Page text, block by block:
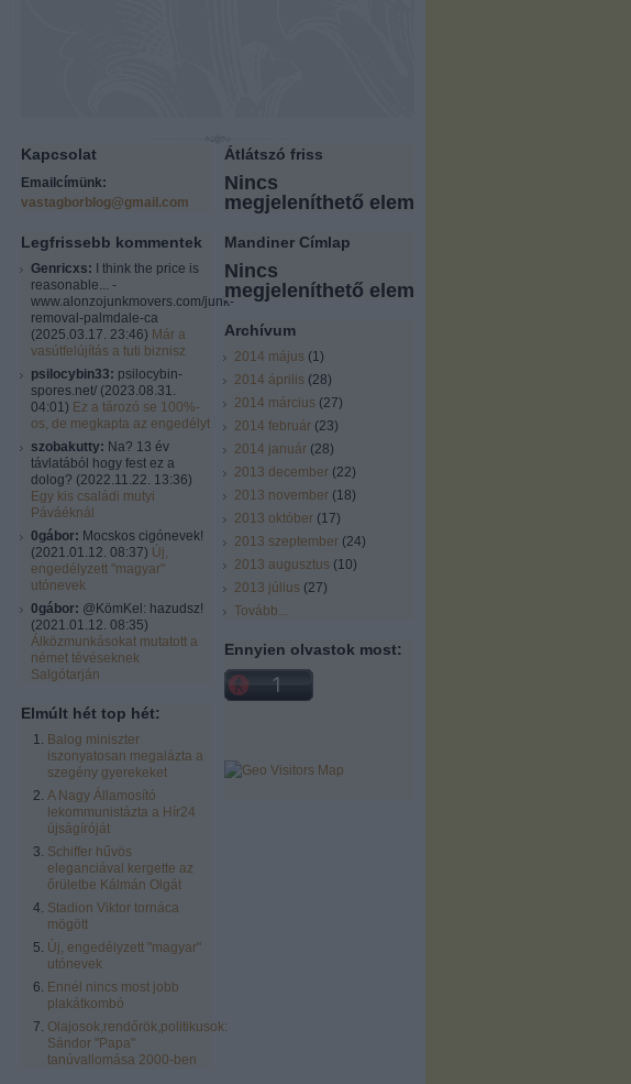
Kapcsolat
Emailcímünk:
vastagborblog@gmail.com
Legfrissebb kommentek
Genricxs: I think the price is
reasonable... -
www.alonzojunkmovers.com/junk-
removal-palmdale-ca
(2025.03.17. 23:46) Már a
vasútfelújítás a tuti biznisz
psilocybin33: psilocybin-
spores.net/ (2023.08.31.
04:01) Ez a tározó se 100%-
os, de megkapta az engedélyt
szobakutty: Na? 13 év
távlatából hogy fest ez a
dolog? (2022.11.22. 13:36)
Egy kis családi mutyi
Páváéknál
0gábor: Mocskos cigónevek!
(2021.01.12. 08:37) Új,
engedélyzett "magyar"
utónevek
0gábor: @KömKel: hazudsz!
(2021.01.12. 08:35)
Álközmunkásokat mutatott a
német tévéseknek
Salgótarján
Elmúlt hét top hét:
Balog miniszter
iszonyatosan megalázta a
szegény gyerekeket
A Nagy Államosító
lekommunistázta a Hír24
újságíróját
Schiffer hűvös
eleganciával kergette az
őrületbe Kálmán Olgát
Stadion Viktor tornáca
mögött
Új, engedélyzett "magyar"
utónevek
Ennél nincs most jobb
plakátkombó
Olajosok,rendőrök,politikusok:
Sándor "Papa"
tanúvallomása 2000-ben
Átlátszó friss
Nincs
megjeleníthető elem
Mandiner Címlap
Nincs
megjeleníthető elem
Archívum
2014 május (1)
2014 április (28)
2014 március (27)
2014 február (23)
2014 január (28)
2013 december (22)
2013 november (18)
2013 október (17)
2013 szeptember (24)
2013 augusztus (10)
2013 július (27)
Tovább...
Ennyien olvastok most: